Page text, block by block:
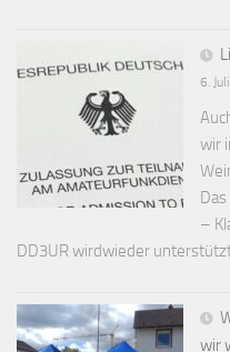
6.
wir
–
DD3UR wirdwieder
wir